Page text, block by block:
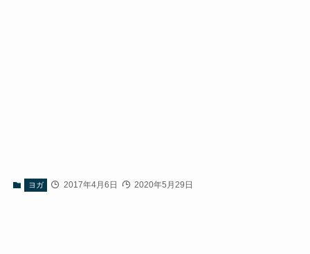
ヨガ 2017年4月6日 2020年5月29日